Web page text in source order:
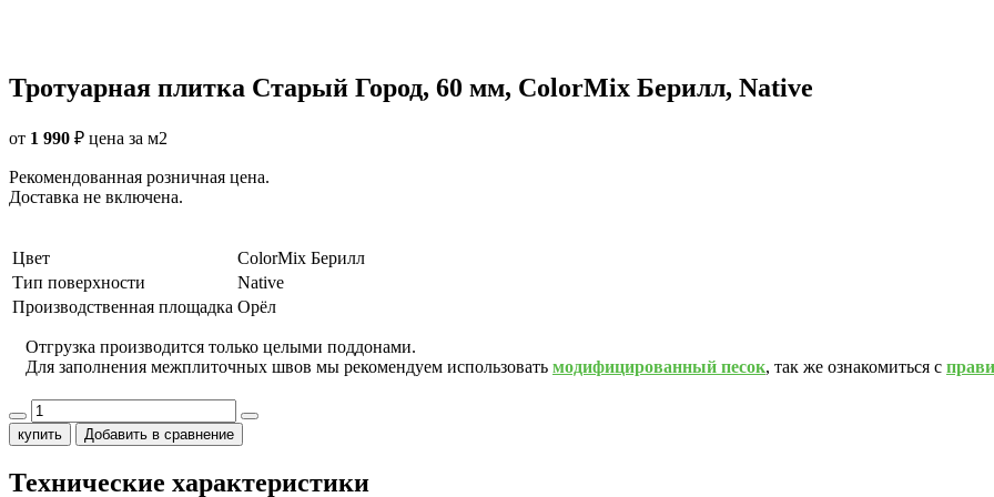
Тротуарная плитка Старый Город, 60 мм, ColorMix Берилл, Native
от 1 990 ₽ цена за м2
Рекомендованная розничная цена.
Доставка не включена.
Цвет
ColorMix Берилл
Тип поверхности
Native
Производственная площадка Орёл
Отгрузка производится только целыми поддонами.
Для заполнения межплиточных швов мы рекомендуем использовать модифицированный песок, так же ознакомиться с
купить Добавить в сравнение
Технические характеристики